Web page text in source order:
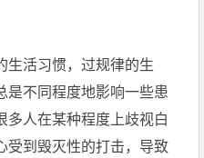
活习惯，过规律的生
是不同程度地影响一些患
多人在某种程度上歧视白
受到毁灭性的打击，导致